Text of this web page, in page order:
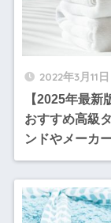
2022年3月11日
【2025年最新
おすすめ高級
ンドやメーカ